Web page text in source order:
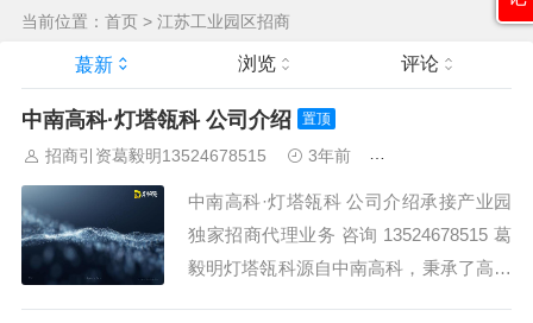
固
安
香河 大厂 永清 三河 霸州 ）
沈阳 济南 绵阳 石家庄 唐山 潍坊
威海
烟台 青岛 珠三角： 广州 东莞 江门 惠州 肇庆
中
山
佛山 清远 福建： 福州 漳州 泉州
西亚
新加坡 墨西哥 荷兰 美国 地产商： 灯塔瓴科
华夏幸福
联东U谷 万洋 均和 平谦迈高 咨询热线： 400-0123-
021
当前位置： 首页 > 江苏工业园区招商
蕞新 浏览 评论
中南高科·灯塔瓴科 公司介绍 置顶
招商引资葛毅明13524678515 3年前
中南高科·灯塔瓴科 公司介绍承接产业园
独家招商代理业务 咨询 13524678515 葛
毅明灯塔瓴科源自中南高科，秉承了高科